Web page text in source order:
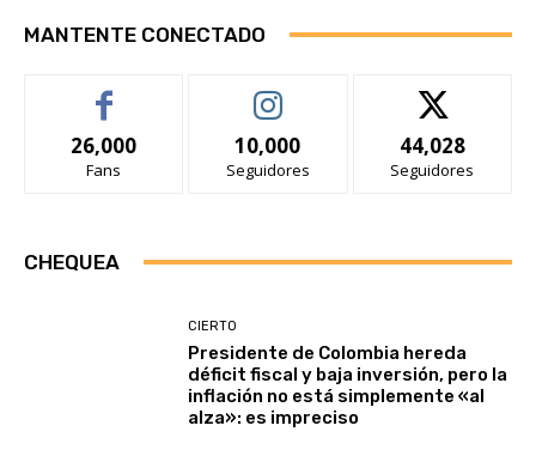
MANTENTE CONECTADO
26,000
Fans
10,000
Seguidores
44,028
Seguidores
CHEQUEA
CIERTO
Presidente de Colombia hereda
déficit fiscal y baja inversión, pero la
inflación no está simplemente «al
alza»: es impreciso